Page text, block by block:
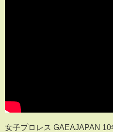
女子プロレス GAEAJAPAN